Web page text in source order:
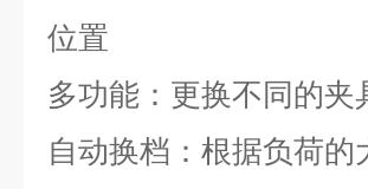
位置
多功能：更换不同的
自动换档：根据负荷